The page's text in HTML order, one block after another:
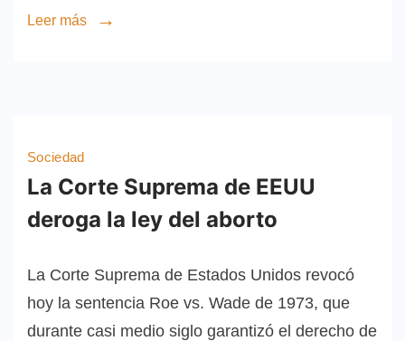
Leer más
Sociedad
La Corte Suprema de EEUU
deroga la ley del aborto
La Corte Suprema de Estados Unidos revocó
hoy la sentencia Roe vs. Wade de 1973, que
durante casi medio siglo garantizó el derecho de